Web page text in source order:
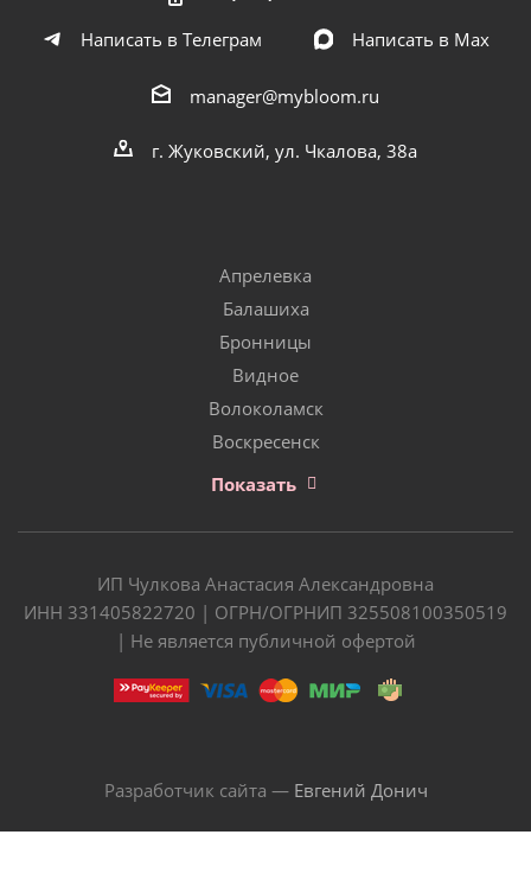
Написать в Телеграм
Написать в Мах
manager@mybloom.ru
г. Жуковский, ул. Чкалова, 38а
Апрелевка
Балашиха
Бронницы
Видное
Волоколамск
Воскресенск
Показать
ИП Чулкова Анастасия Александровна
ИНН 331405822720 | ОГРН/ОГРНИП 325508100350519
| Не является публичной офертой
Разработчик сайта — Евгений Донич